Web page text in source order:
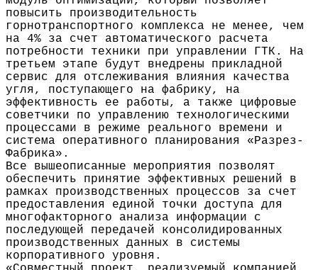
повысить производительность
горнотранспортного комплекса не менее, чем
на 4% за счет автоматического расчета
потребности техники при управлении ГТК. На
третьем этапе будут внедрены прикладной
сервис для отслеживания влияния качества
угля, поступающего на фабрику, на
эффективность ее работы, а также цифровые
советчики по управлению технологическими
процессами в режиме реального времени и
система оперативного планирования «Разрез-
Фабрика».
Все вышеописанные мероприятия позволят
обеспечить принятие эффективных решений в
рамках производственных процессов за счет
предоставления единой точки доступа для
многофакторного анализа информации с
последующей передачей консолидированных
производственных данных в системы
корпоративного уровня.